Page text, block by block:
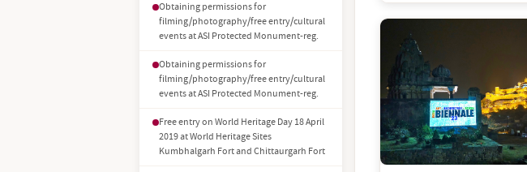
Obtaining permissions for
filming/photography/free entry/cultural
events at ASI Protected Monument-reg.
Obtaining permissions for
filming/photography/free entry/cultural
events at ASI Protected Monument-reg.
Free entry on World Heritage Day 18 April
2019 at World Heritage Sites
Kumbhalgarh Fort and Chittaurgarh Fort